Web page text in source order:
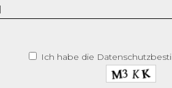
Ich habe die